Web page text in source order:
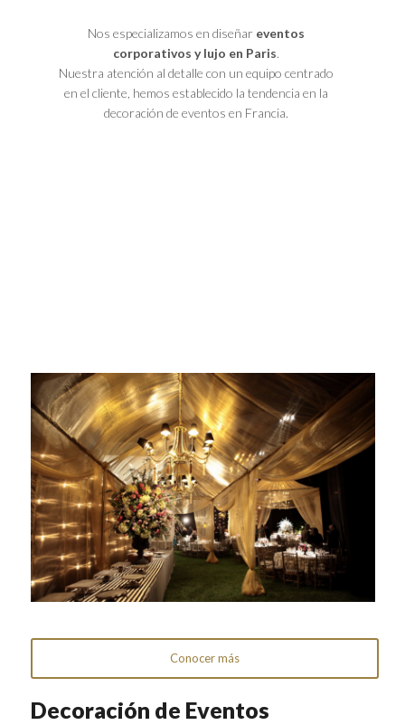
Nos especializamos en diseñar eventos
corporativos y lujo en Paris.
Nuestra atención al detalle con un equipo centrado
en el cliente, hemos establecido la tendencia en la
decoración de eventos en Francia.
Conocer más
Decoración de Eventos